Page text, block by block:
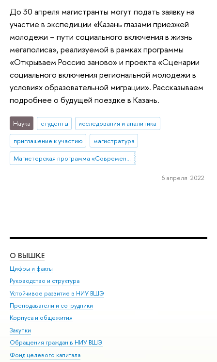
До 30 апреля магистранты могут подать заявку на
участие в экспедиции «Казань глазами приезжей
молодежи – пути социального включения в жизнь
мегаполиса», реализуемой в рамках программы
«Открываем Россию заново» и проекта «Сценарии
социального включения региональной молодежи в
условиях образовательной миграции». Рассказываем
подробнее о будущей поездке в Казань.
Наука студенты
исследования и аналитика
приглашение к участию
магистратура
Магистерская программа «Современный социальный анализ»
6 апреля 2022
О ВЫШКЕ
Цифры и факты
Руководство и структура
Устойчивое развитие в НИУ ВШЭ
Преподаватели и сотрудники
Корпуса и общежития
Закупки
Обращения граждан в НИУ ВШЭ
Фонд целевого капитала